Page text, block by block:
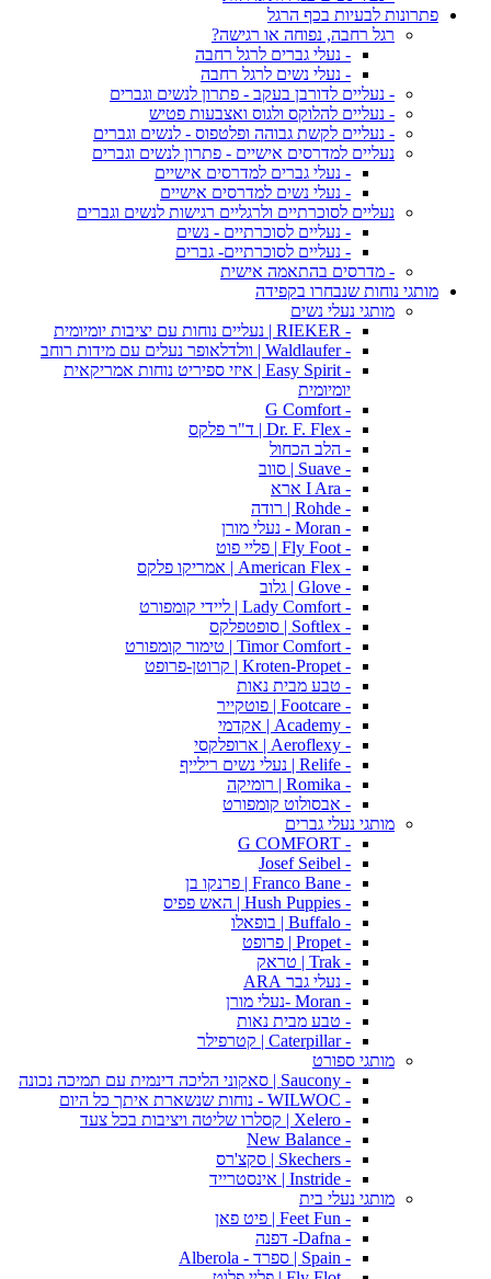
פתרונות לבעיות בכף הרגל
רגל רחבה, נפוחה או רגישה?
- נעלי גברים לרגל רחבה
- נעלי נשים לרגל רחבה
- נעליים לדורבן בעקב - פתרון לנשים וגברים
- נעליים להלוקס ולגוס ואצבעות פטיש
- נעליים לקשת גבוהה ופלטפוס - לנשים וגברים
נעליים למדרסים אישיים - פתרון לנשים וגברים
- נעלי גברים למדרסים אישיים
- נעלי נשים למדרסים אישיים
נעליים לסוכרתיים ולרגליים רגישות לנשים וגברים
- נעליים לסוכרתיים - נשים
- נעליים לסוכרתיים- גברים
- מדרסים בהתאמה אישית
מותגי נוחות שנבחרו בקפידה
מותגי נעלי נשים
- RIEKER | נעליים נוחות עם יציבות יומיומית
- Waldlaufer | וולדלאופר נעלים עם מידות רוחב
- Easy Spirit | איזי ספיריט נוחות אמריקאית
יומיומית
- G Comfort
- Dr. F. Flex | ד"ר פלקס
- הלב הכחול
- Suave | סווב
- I Ara ארא
- Rohde | רודה
- Moran - נעלי מורן
- Fly Foot | פליי פוט
- American Flex | אמריקו פלקס
- Glove | גלוב
- Lady Comfort | ליידי קומפורט
- Softlex | סופטפלקס
- Timor Comfort | טימור קומפורט
- Kroten-Propet | קרוטן-פרופט
- טבע מבית נאות
- Footcare | פוטקייר
- Academy | אקדמי
- Aeroflexy | ארופלקסי
- Relife | נעלי נשים רילייף
- Romika | רומיקה
- אבסולוט קומפורט
מותגי נעלי גברים
- G COMFORT
- Josef Seibel
- Franco Bane | פרנקו בן
- Hush Puppies | האש פפיס
- Buffalo | בופאלו
- Propet | פרופט
- Trak | טראק
- נעלי גבר ARA
- Moran -נעלי מורן
- טבע מבית נאות
- Caterpillar | קטרפילר
מותגי ספורט
- Saucony | סאקוני הליכה דינמית עם תמיכה נכונה
- WILWOC - נוחות שנשארת איתך כל היום
- Xelero | קסלרו שליטה ויציבות בכל צעד
- New Balance
- Skechers | סקצ'רס
- Instride | אינסטרייד
מותגי נעלי בית
- Feet Fun | פיט פאן
- Dafna- דפנה
- Spain | ספרד - Alberola